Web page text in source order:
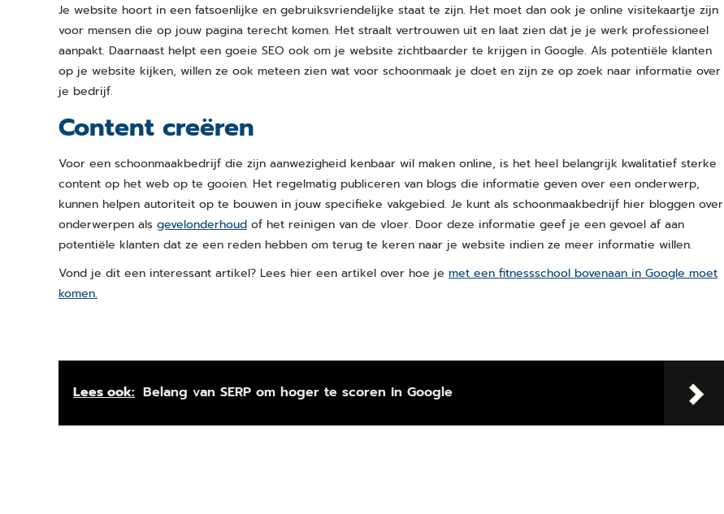
Je website hoort in een fatsoenlijke en gebruiksvriendelijke staat te zijn. Het moet dan ook je online visitekaartje zijn
voor mensen die op jouw pagina terecht komen. Het straalt vertrouwen uit en laat zien dat je je werk professioneel
aanpakt. Daarnaast helpt een goeie SEO ook om je website zichtbaarder te krijgen in Google. Als potentiële klanten
op je website kijken, willen ze ook meteen zien wat voor schoonmaak je doet en zijn ze op zoek naar informatie over
je bedrijf.
Content creëren
Voor een schoonmaakbedrijf die zijn aanwezigheid kenbaar wil maken online, is het heel belangrijk kwalitatief sterke
content op het web op te gooien. Het regelmatig publiceren van blogs die informatie geven over een onderwerp,
kunnen helpen autoriteit op te bouwen in jouw specifieke vakgebied. Je kunt als schoonmaakbedrijf hier bloggen over
onderwerpen als gevelonderhoud of het reinigen van de vloer. Door deze informatie geef je een gevoel af aan
potentiële klanten dat ze een reden hebben om terug te keren naar je website indien ze meer informatie willen.
Vond je dit een interessant artikel? Lees hier een artikel over hoe je met een fitnessschool bovenaan in Google moet
komen.
Lees ook: Belang van SERP om hoger te scoren in Google